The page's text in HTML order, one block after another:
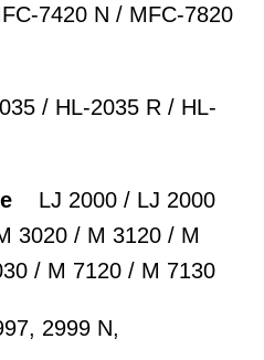
7420 N / MFC-7820
/ HL-2035 R / HL-
LJ 2000 / LJ 2000
3020 / M 3120 / M
/ M 7120 / M 7130
2999 N,